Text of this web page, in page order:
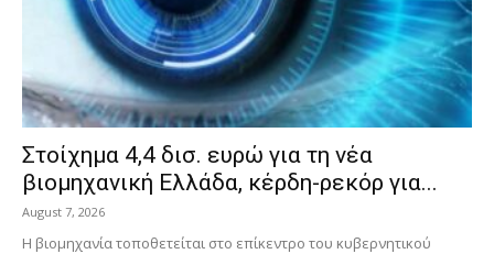
Στοίχημα 4,4 δισ. ευρώ για τη νέα
βιομηχανική Ελλάδα, κέρδη-ρεκόρ για...
August 7, 2026
Η βιομηχανία τοποθετείται στο επίκεντρο του κυβερνητικού